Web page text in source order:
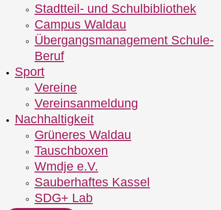
Stadtteil- und Schulbibliothek
Campus Waldau
Übergangsmanagement Schule‐
Beruf
Sport
Vereine
Vereinsanmeldung
Nachhaltigkeit
Grüneres Waldau
Tauschboxen
Wmdje e.V.
Sauberhaftes Kassel
SDG+ Lab